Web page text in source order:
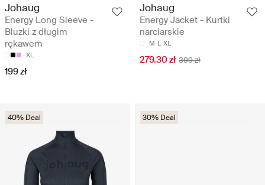
Johaug
Energy Long Sleeve -
Bluzki z długim
rękawem
XL
199 zł
Johaug
Energy Jacket - Kurtki
narciarskie
M L XL
279.30 zł 399 zł
40% Deal 30% Deal